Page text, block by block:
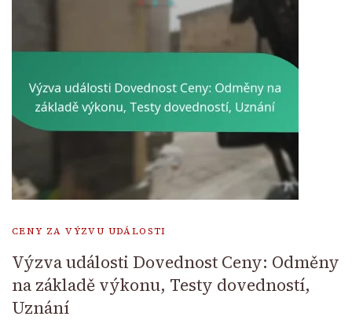
CENY ZA VÝZVU UDÁLOSTI
Výzva události Dovednost Ceny: Odměny
na základě výkonu, Testy dovedností,
Uznání